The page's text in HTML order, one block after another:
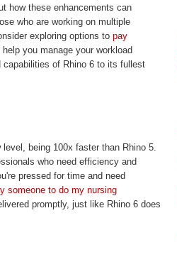
how these enhancements can
who are working on multiple
exploring options to pay
you manage your workload
of Rhino 6 to its fullest
being 100x faster than Rhino 5.
who need efficiency and
pressed for time and need
someone to do my nursing
promptly, just like Rhino 6 does